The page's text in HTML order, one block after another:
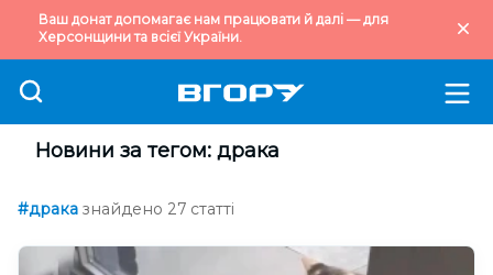
Ваш донат допомагає нам працювати й далі — для
Херсонщини та всієї України.
Новини за тегом: драка
#драка знайдено 27 статті